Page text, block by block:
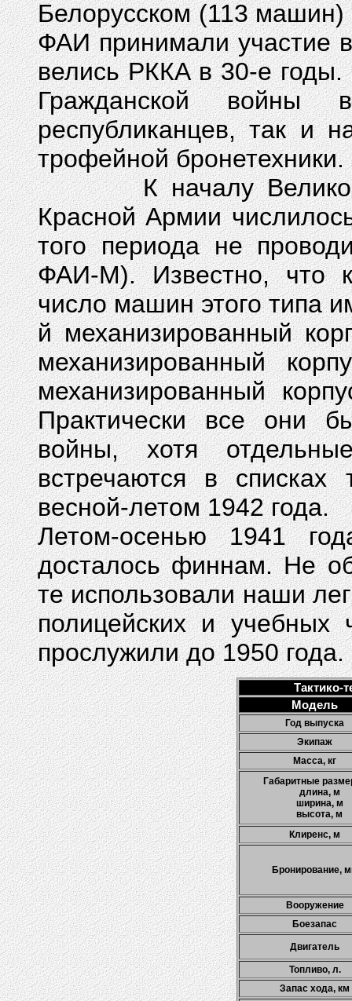
Белорусском (113 машин)
ФАИ принимали участие
велись РККА в 30-е
Гражданской
республиканцев, так и
трофейной бронетехники.
К началу Великой
Красной Армии
того периода не
ФАИ-М). Известно, что
число машин этого типа
й механизированный
механизированный
механизированный
Практически все они
войны, хотя
встречаются в
весной-летом 1942 года.
Летом-осенью 1941
досталось финнам. Не
те использовали наши
полицейских и
прослужили до 1950 года.
Тактико-
Модель
Год выпуска
Экипаж
Масса, кг
Габаритные
длина, м
ширина, м
высота, м
Клиренс, м
Бронирование,
Вооружение
Боезапас
Двигатель
Топливо, л.
Запас хода, км